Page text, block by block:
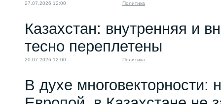
27.07.2026 12:00 Политика
Казахстан: внутренняя и
тесно переплетены
20.07.2026 12:00 Политика
В духе многовекторности: